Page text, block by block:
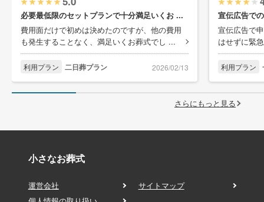
必要最低限のセットプランで十分満足いくお ...
費用面だけで初めは決めたのですが、他の費用
も発生することなく、満足いくお葬式でし ...
利用プラン 二日葬プラン 2026/02/13
宣伝広告で
宣伝広告で
はせずに緊
利用プラン
さらにもっと見る
小さなお葬式
運営会社
サイトマップ